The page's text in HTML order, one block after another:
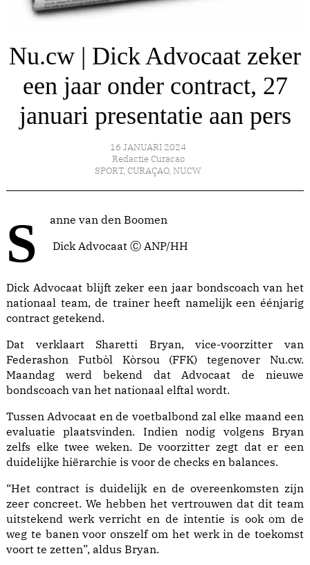
Nu.cw | Dick Advocaat zeker
een jaar onder contract, 27
januari presentatie aan pers
16 JANUARI 2024
Redactie Curacao
SPORT, CURAÇAO, NU.CW
Sanne van den Boomen
Dick Advocaat Ⓒ ANP/HH
Dick Advocaat blijft zeker een jaar bondscoach van het
nationaal team, de trainer heeft namelijk een éénjarig
contract getekend.
Dat verklaart Sharetti Bryan, vice-voorzitter van
Federashon Futbòl Kòrsou (FFK) tegenover Nu.cw.
Maandag werd bekend dat Advocaat de nieuwe
bondscoach van het nationaal elftal wordt.
Tussen Advocaat en de voetbalbond zal elke maand een
evaluatie plaatsvinden. Indien nodig volgens Bryan
zelfs elke twee weken. De voorzitter zegt dat er een
duidelijke hiërarchie is voor de checks en balances.
“Het contract is duidelijk en de overeenkomsten zijn
zeer concreet. We hebben het vertrouwen dat dit team
uitstekend werk verricht en de intentie is ook om de
weg te banen voor onszelf om het werk in de toekomst
voort te zetten”, aldus Bryan.